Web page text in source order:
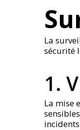
La
sécurité
1.
La mise